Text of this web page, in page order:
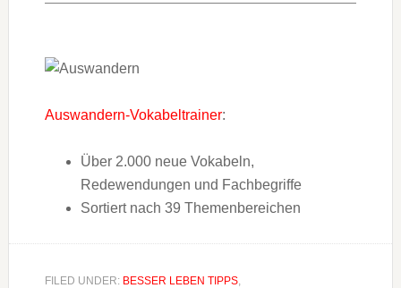
Auswandern-Vokabeltrainer:
Über 2.000 neue Vokabeln,
Redewendungen und Fachbegriffe
Sortiert nach 39 Themenbereichen
FILED UNDER: BESSER LEBEN TIPPS,